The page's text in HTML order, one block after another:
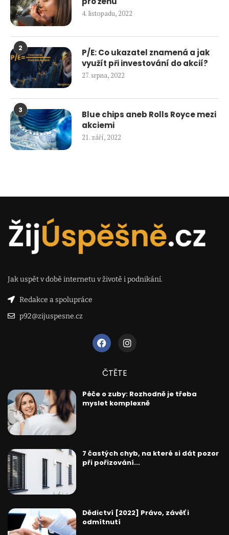
4. listopadu, 2022
2
P/E: Co ukazatel znamená a jak
využít při investování do akcií?
27. srpna, 2022
3
Blue chips aneb Rolls Royce mezi
akciemi
21. září, 2022
Jak uspět v době internetu v životě i podnikání.
Redakce a spolupráce
p92@zijuspesne.cz
ČTĚTE
Péče o zuby: Rozhodně je třeba
myslet komplexně
7 častých chyb, na které si dát pozor
při pořizování...
Dědictví [2022] Právo, závěť i
odmítnutí